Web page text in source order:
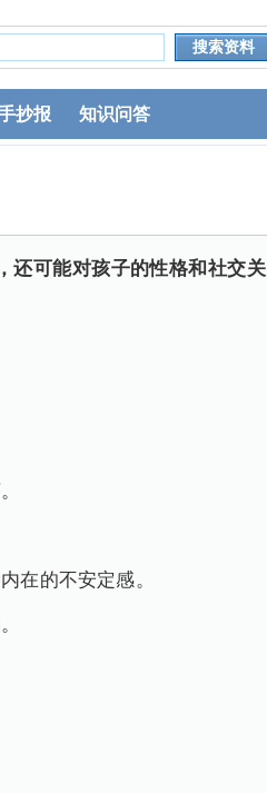
抄报 知识问答
还可能对孩子的性格和社交关
在的不安定感。